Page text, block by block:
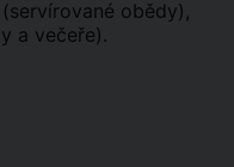
obědy),
a večeře).